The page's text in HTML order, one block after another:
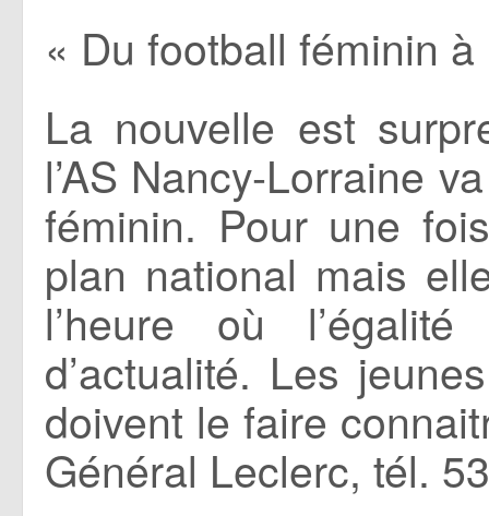
« Du football féminin à
La nouvelle est
l’AS Nancy-Lorraine
féminin. Pour une
plan national mais
l’heure où
d’actualité. Les
doivent le faire
Général Leclerc, tél.